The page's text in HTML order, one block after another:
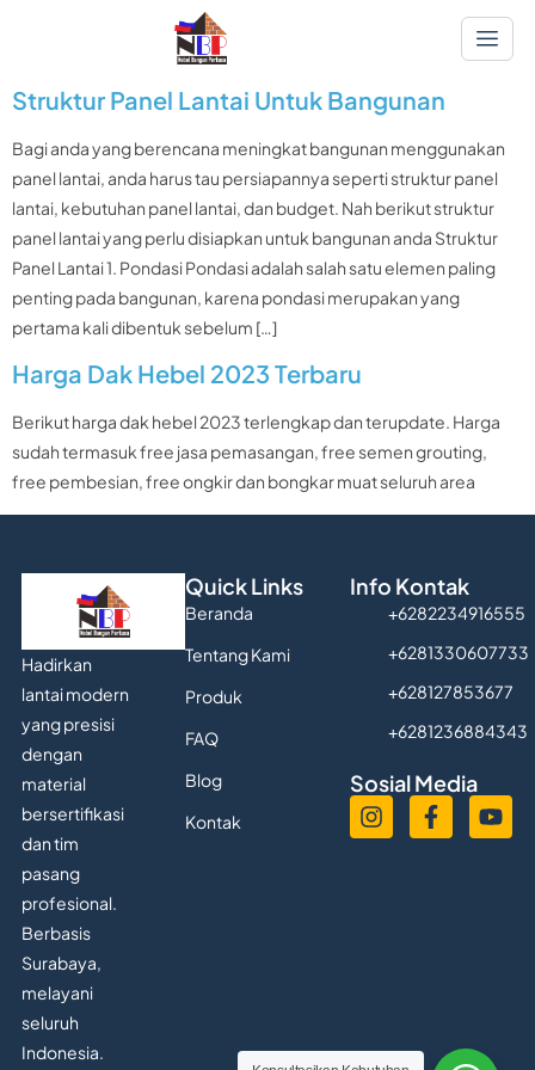
Struktur Panel Lantai Untuk Bangunan
Bagi anda yang berencana meningkat bangunan menggunakan
panel lantai, anda harus tau persiapannya seperti struktur panel
lantai, kebutuhan panel lantai, dan budget. Nah berikut struktur
panel lantai yang perlu disiapkan untuk bangunan anda Struktur
Panel Lantai 1. Pondasi Pondasi adalah salah satu elemen paling
penting pada bangunan, karena pondasi merupakan yang
pertama kali dibentuk sebelum […]
Harga Dak Hebel 2023 Terbaru
Berikut harga dak hebel 2023 terlengkap dan terupdate. Harga
sudah termasuk free jasa pemasangan, free semen grouting,
free pembesian, free ongkir dan bongkar muat seluruh area
Hadirkan
lantai modern
yang presisi
dengan
material
bersertifikasi
dan tim
pasang
profesional.
Berbasis
Surabaya,
melayani
seluruh
Indonesia.
Quick Links
Beranda
Tentang Kami
Produk
FAQ
Blog
Kontak
Info Kontak
+6282234916555
+6281330607733
+628127853677
+6281236884343
Sosial Media